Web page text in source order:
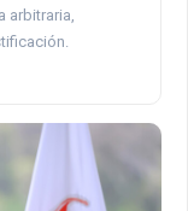
arbitraria,